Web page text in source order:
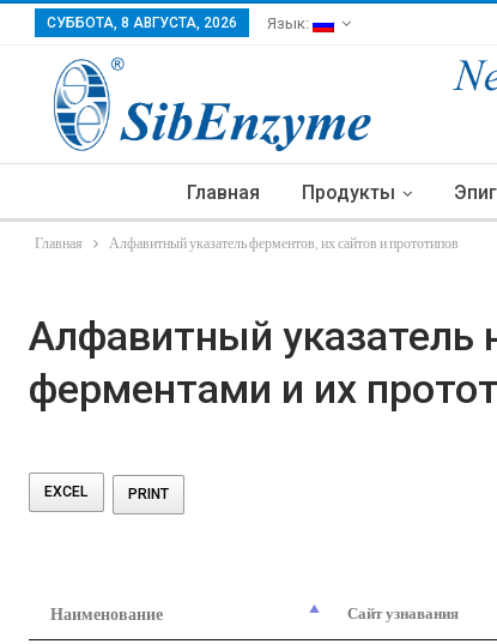
СУББОТА, 8 АВГУСТА, 2026 Язык:
Главная Продукты
Главная Алфавитный указатель ферментов, их сайтов и прототипов
Алфавитный указатель
ферментами и их
EXCEL PRINT
Наименование Сайт узнавания